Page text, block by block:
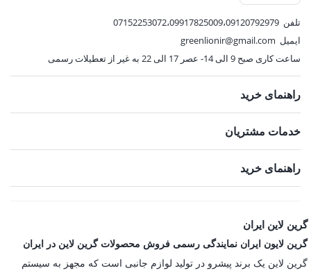
تلفن 07152253072،09917825009،09120792979
ایمیل greenlionir@gmail.com
ساعت کاری صبح 9 الی 14- عصر 17 الی 22 به غیر از تعطیلات رسمی
راهنمای خرید
خدمات مشتریان
راهنمای خرید
گرین لاین ایران
گرین لایون ایران نمایندگی رسمی فروش محصولات گرین لاین در ایران
گرین لاین یک برند پیشرو در تولید لوازم جانبی است که مجهز به سیستم